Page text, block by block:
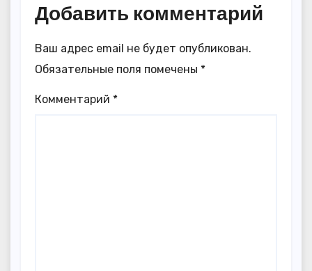
Добавить комментарий
Ваш адрес email не будет опубликован.
Обязательные поля помечены *
Комментарий *